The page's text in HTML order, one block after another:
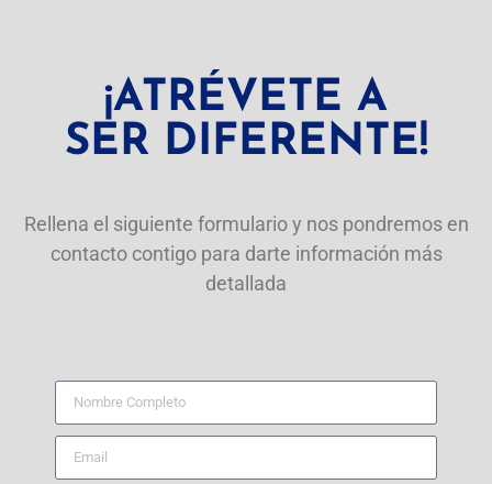
¡ATRÉVETE A
SER DIFERENTE!
Rellena el siguiente formulario y nos pondremos en
contacto contigo para darte información más
detallada